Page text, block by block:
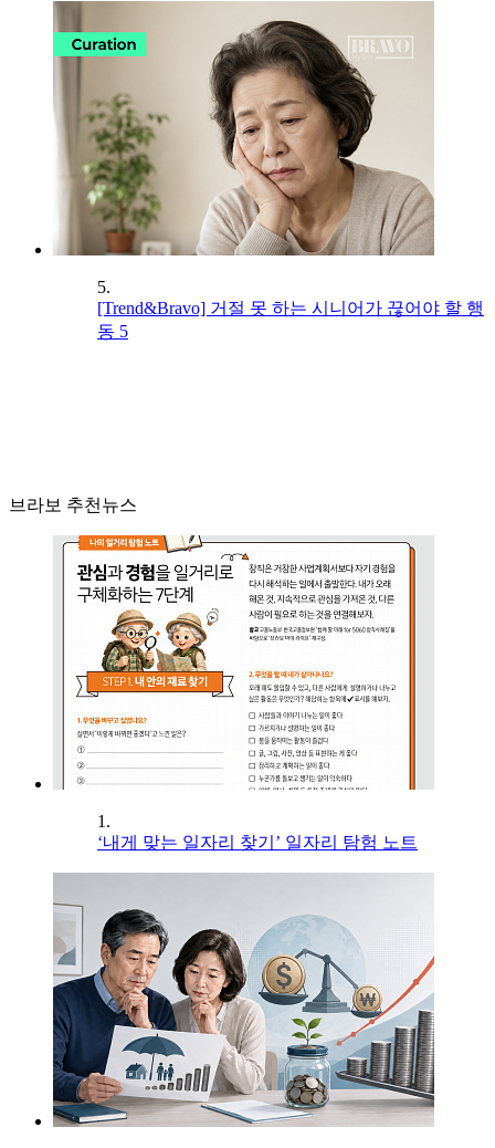
5.
[Trend&Bravo] 거절 못 하는 시니어가 끊어야 할 행
동 5
브라보 추천뉴스
1.
‘내게 맞는 일자리 찾기’ 일자리 탐험 노트